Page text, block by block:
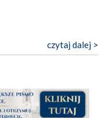
w duchową treść
codziennego
bagaż własnych
szanuję. Redagujecie
czytaj dalej >